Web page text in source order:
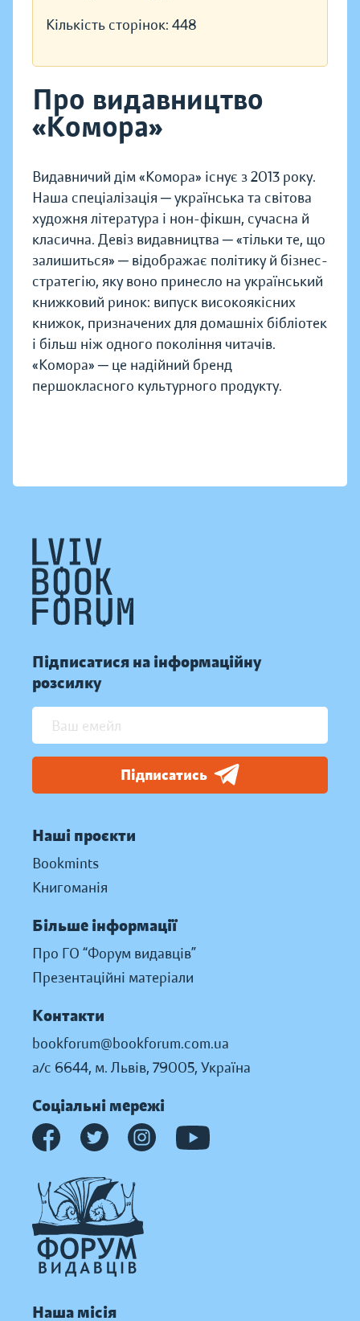
Кількість сторінок: 448
Про видавництво
«Комора»
Видавничий дім «Комора» існує з 2013 року.
Наша спеціалізація ─ українська та світова
художня література і нон-фікшн, сучасна й
класична. Девіз видавництва ─ «тільки те, що
залишиться» ─ відображає політику й бізнес-
стратегію, яку воно принесло на український
книжковий ринок: випуск високоякісних
книжок, призначених для домашніх бібліотек
і більш ніж одного покоління читачів.
«Комора» ─ це надійний бренд
першокласного культурного продукту.
Підписатися на інформаційну
розсилку
Підписатись
Наші проєкти
Bookmints
Книгоманія
Більше інформації
Про ГО “Форум видавців”
Презентаційні матеріали
Контакти
bookforum@bookforum.com.ua
а/с 6644, м. Львів, 79005, Україна
Соціальні мережі
Наша місія